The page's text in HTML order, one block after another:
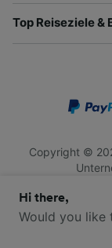
Top Reiseziele &
Copyright ©
Firmennummer
St, London EC4A
Hi there,
Would you like